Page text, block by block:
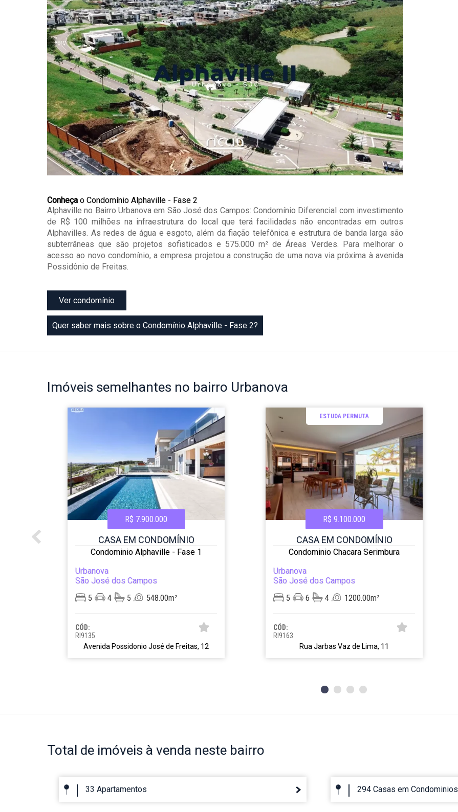
Conheça o Condomínio Alphaville - Fase 2
Alphaville no Bairro Urbanova em São José dos Campos: Condomínio Diferencial com investimento
de R$ 100 milhões na infraestrutura do local que terá facilidades não encontradas em outros
Alphavilles. As redes de água e esgoto, além da fiação telefônica e estrutura de banda larga são
subterrâneas que são projetos sofisticados e 575.000 m² de Áreas Verdes. Para melhorar o
acesso ao novo condomínio, a empresa projetou a construção de uma nova via próxima à avenida
Possidônio de Freitas.
Ver condomínio
Quer saber mais sobre o Condomínio Alphaville - Fase 2?
Imóveis semelhantes no bairro Urbanova
R$ 7.900.000
CASA EM CONDOMÍNIO
Condominio Alphaville - Fase 1
Urbanova
São José dos Campos
5
4 5 548.00m²
CÓD:
RI9135
Avenida Possidonio José de Freitas, 12
ESTUDA PERMUTA
R$ 9.100.000
CASA EM CONDOMÍNIO
Condominio Chacara Serimbura
Urbanova
São José dos Campos
5
6 4 1200.00m²
CÓD:
RI9163
Rua Jarbas Vaz de Lima, 11
Total de imóveis à venda neste bairro
33 Apartamentos 294 Casas em Condominios